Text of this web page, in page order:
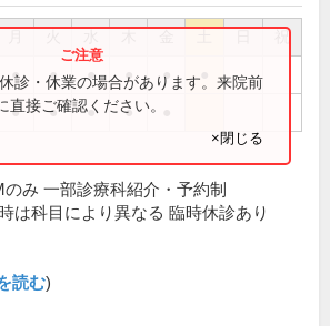
祝
● ● ● ● ●
● ● ● ●
診・休業の場合があります。来院前
直接ご確認ください。
×閉じる
のみ 一部診療科紹介・予約制
は科目により異なる 臨時休診あり
読む)